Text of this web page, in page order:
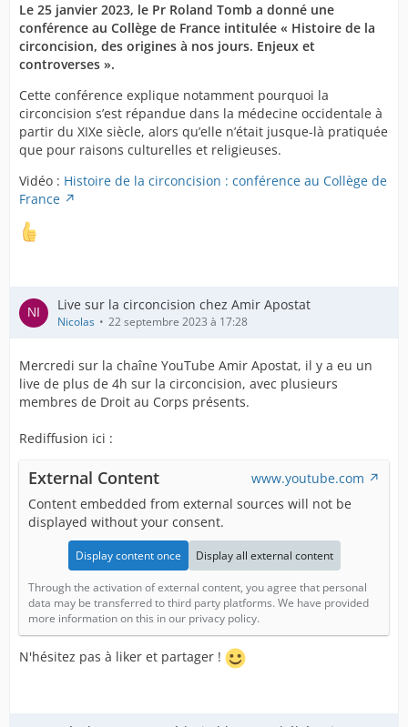
Le 25 janvier 2023, le Pr Roland Tomb a donné une
conférence au Collège de France intitulée « Histoire de la
circoncision, des origines à nos jours. Enjeux et
controverses ».
Cette conférence explique notamment pourquoi la
circoncision s’est répandue dans la médecine occidentale à
partir du XIXe siècle, alors qu’elle n’était jusque-là pratiquée
que pour raisons culturelles et religieuses.
Vidéo : Histoire de la circoncision : conférence au Collège de
France
Live sur la circoncision chez Amir Apostat
Nicolas 22 septembre 2023 à 17:28
Mercredi sur la chaîne YouTube Amir Apostat, il y a eu un
live de plus de 4h sur la circoncision, avec plusieurs
membres de Droit au Corps présents.
Rediffusion ici :
External Content
www.youtube.com
Content embedded from external sources will not be
displayed without your consent.
Display content once Display all external content
Through the activation of external content, you agree that personal
data may be transferred to third party platforms. We have provided
more information on this in our privacy policy.
N'hésitez pas à liker et partager !